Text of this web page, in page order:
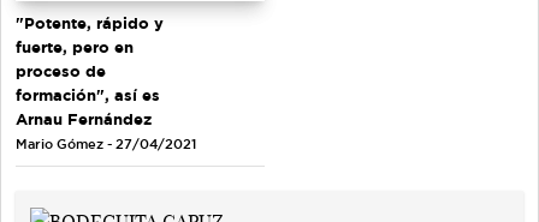
"Potente, rápido y
fuerte, pero en
proceso de
formación", así es
Arnau Fernández
Mario Gómez - 27/04/2021